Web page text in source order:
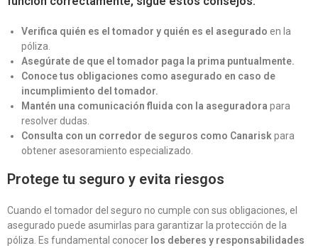
Verifica quién es el tomador y quién es el asegurado en la
póliza.
Asegúrate de que el tomador paga la prima puntualmente.
Conoce tus obligaciones como asegurado en caso de
incumplimiento del tomador.
Mantén una comunicación fluida con la aseguradora para
resolver dudas.
Consulta con un corredor de seguros como Canarisk para
obtener asesoramiento especializado.
Protege tu seguro y evita riesgos
Cuando el tomador del seguro no cumple con sus obligaciones, el
asegurado puede asumirlas para garantizar la protección de la
póliza. Es fundamental conocer los deberes y responsabilidades